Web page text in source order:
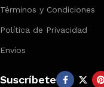
Términos y Condiciones
Política de Privacidad
Envios
Suscríbete